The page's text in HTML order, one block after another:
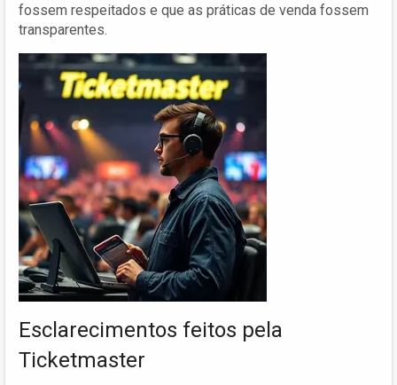
fossem respeitados e que as práticas de venda fossem
transparentes.
Esclarecimentos feitos pela
Ticketmaster